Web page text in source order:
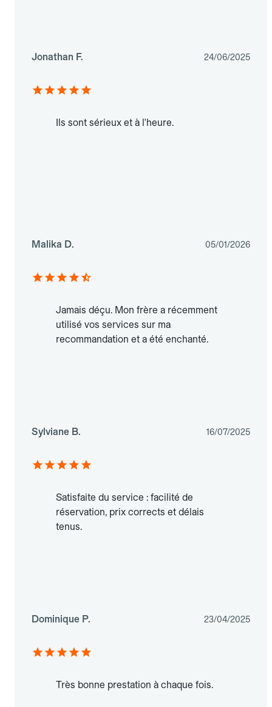
Jonathan F. 24/06/2025
Ils sont sérieux et à l'heure.
Malika D. 05/01/2026
Jamais déçu. Mon frère a récemment
utilisé vos services sur ma
recommandation et a été enchanté.
Sylviane B. 16/07/2025
Satisfaite du service : facilité de
réservation, prix corrects et délais
tenus.
Dominique P. 23/04/2025
Très bonne prestation à chaque fois.